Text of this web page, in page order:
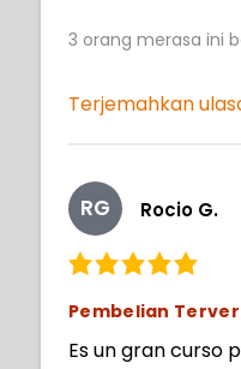
every tutorial). A
3 orang merasa ini
Terjemahkan
RG Rocio G.
Pembelian
Es un gran curso